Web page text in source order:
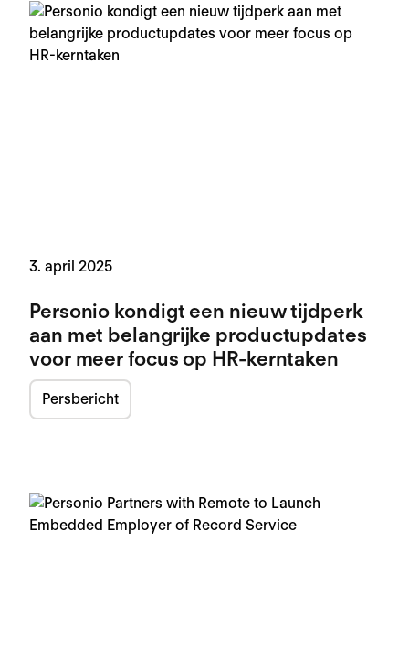
3. april 2025
Personio kondigt een nieuw tijdperk
aan met belangrijke productupdates
voor meer focus op HR-kerntaken
Persbericht